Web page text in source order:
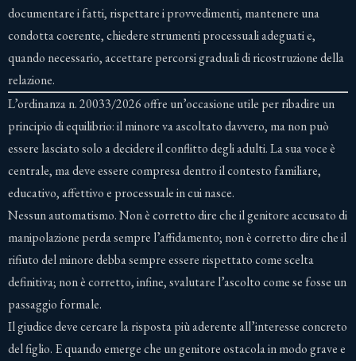
documentare i fatti, rispettare i provvedimenti, mantenere una
condotta coerente, chiedere strumenti processuali adeguati e,
quando necessario, accettare percorsi graduali di ricostruzione della
relazione.
L’ordinanza n. 20033/2026 offre un’occasione utile per ribadire un
principio di equilibrio: il minore va ascoltato davvero, ma non può
essere lasciato solo a decidere il conflitto degli adulti. La sua voce è
centrale, ma deve essere compresa dentro il contesto familiare,
educativo, affettivo e processuale in cui nasce.
Nessun automatismo. Non è corretto dire che il genitore accusato di
manipolazione perda sempre l’affidamento; non è corretto dire che il
rifiuto del minore debba sempre essere rispettato come scelta
definitiva; non è corretto, infine, svalutare l’ascolto come se fosse un
passaggio formale.
Il giudice deve cercare la risposta più aderente all’interesse concreto
del figlio. E quando emerge che un genitore ostacola in modo grave e